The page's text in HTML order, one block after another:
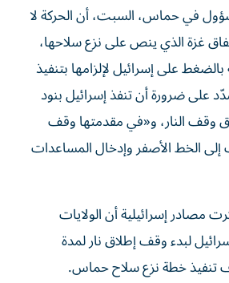
في حماس، السبت، أن الحركة لا
غزة الذي ينص على نزع سلاحها،
بالضغط على إسرائيل لإلزامها بتنفيذ
على ضرورة أن تنفذ إسرائيل بنود
وقف النار، و«في مقدمتها وقف
إلى الخط الأصفر وإدخال المساعدات
مصادر إسرائيلية أن الولايات
لبدء وقف إطلاق نار لمدة
تنفيذ خطة نزع سلاح حماس.